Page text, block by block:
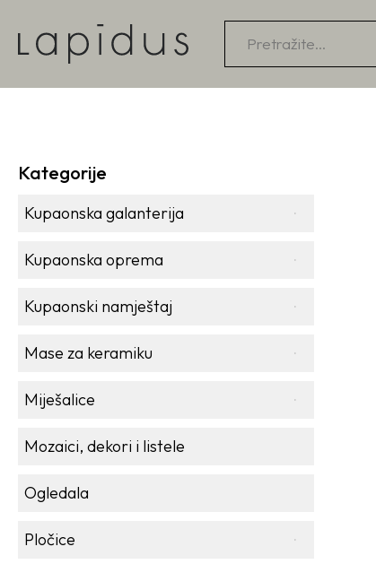
Products
search
Kategorije
Kupaonska galanterija
Kupaonska oprema
Kupaonski namještaj
Mase za keramiku
Miješalice
Mozaici, dekori i listele
Ogledala
Pločice